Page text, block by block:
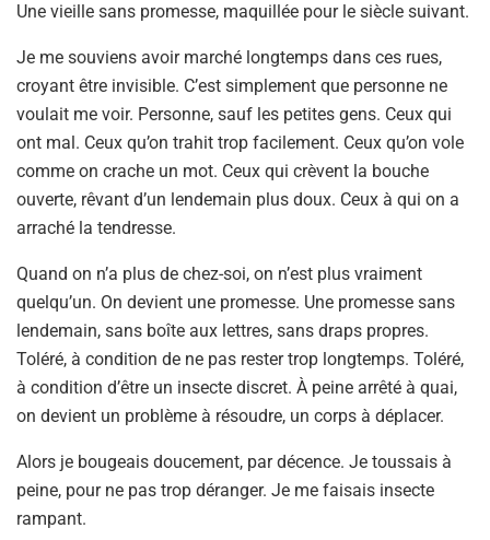
Une vieille sans promesse, maquillée pour le siècle suivant.
Je me souviens avoir marché longtemps dans ces rues,
croyant être invisible. C’est simplement que personne ne
voulait me voir. Personne, sauf les petites gens. Ceux qui
ont mal. Ceux qu’on trahit trop facilement. Ceux qu’on vole
comme on crache un mot. Ceux qui crèvent la bouche
ouverte, rêvant d’un lendemain plus doux. Ceux à qui on a
arraché la tendresse.
Quand on n’a plus de chez-soi, on n’est plus vraiment
quelqu’un. On devient une promesse. Une promesse sans
lendemain, sans boîte aux lettres, sans draps propres.
Toléré, à condition de ne pas rester trop longtemps. Toléré,
à condition d’être un insecte discret. À peine arrêté à quai,
on devient un problème à résoudre, un corps à déplacer.
Alors je bougeais doucement, par décence. Je toussais à
peine, pour ne pas trop déranger. Je me faisais insecte
rampant.